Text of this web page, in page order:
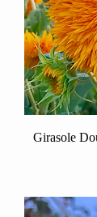
Girasole